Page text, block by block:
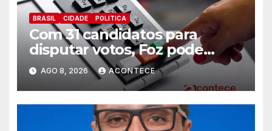
BRASIL CIDADE POLITICA
Com 31 candidatos para
disputar votos, Foz pode
perder representatividade
AGO 8, 2026 ACONTECE